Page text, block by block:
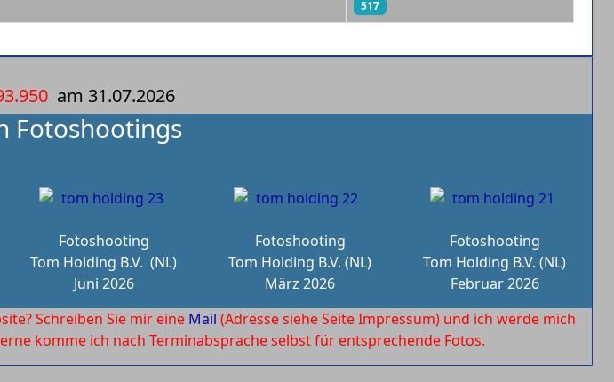
517
am 31.07.2026
Fotoshootings
Fotoshooting
Tom Holding B.V. (NL)
Juni 2026
Fotoshooting
Tom Holding B.V. (NL)
März 2026
Fotoshooting
Tom Holding B.V. (NL)
Februar 2026
Schreiben Sie mir eine Mail (Adresse siehe Seite Impressum) und ich werde mich
komme ich nach Terminabsprache selbst für entsprechende Fotos.